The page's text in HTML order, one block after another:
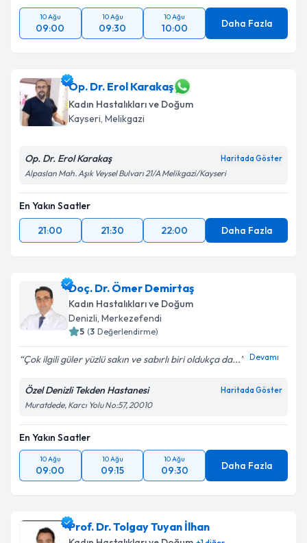
10 Ağu
09:00
10 Ağu
09:30
10 Ağu
10:00 Daha Fazla
Op. Dr. Erol Karakaş
Kadın Hastalıkları ve Doğum
Kayseri, Melikgazi
Op. Dr. Erol Karakaş Haritada Göster
Alpaslan Mah. Aşık Veysel Bulvarı 21/A Melikgazi/Kayseri
En Yakın Saatler
21:00
21:30 22:00 Daha Fazla
Doç. Dr. Ömer Demirtaş
Kadın Hastalıkları ve Doğum
Denizli, Merkezefendi
5 (3 Değerlendirme)
Çok ilgili güler yüzlü sakın ve sabırlı biri oldukça da... Devamı
Özel Denizli Tekden Hastanesi Haritada Göster
Muratdede, Karcı Yolu No:57, 20010
En Yakın Saatler
10 Ağu
09:00
10 Ağu
09:15
10 Ağu
09:30 Daha Fazla
Prof. Dr. Tolgay Tuyan İlhan